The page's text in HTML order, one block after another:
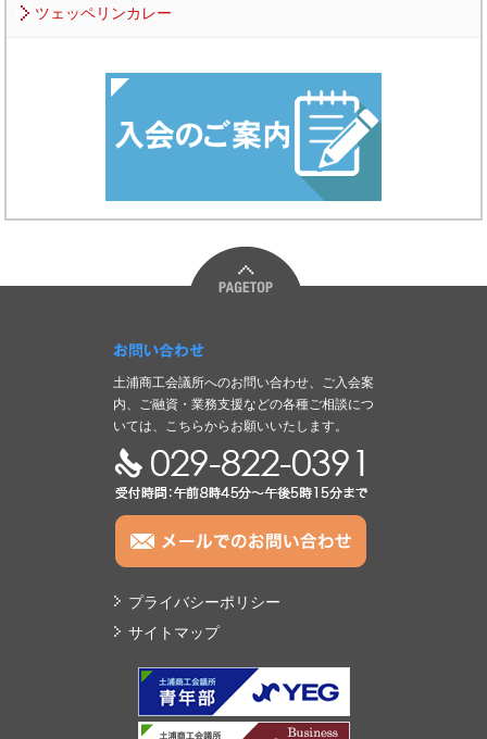
ツェッペリンカレー
お問い合わせ
土浦商工会議所へのお問い合わせ、ご入会案
内、ご融資・業務支援などの各種ご相談につ
いては、こちらからお願いいたします。
TEL:029-822-0391
プライバシーポリシー
サイトマップ